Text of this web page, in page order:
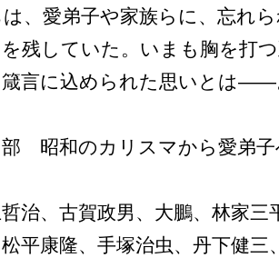
、愛弟子や家族らに、忘れ
残していた。いまも胸を打
箴言に込められた思いとは——
昭和のカリスマから愛弟子
治、古賀政男、大鵬、林家三
平康隆、手塚治虫、丹下健三